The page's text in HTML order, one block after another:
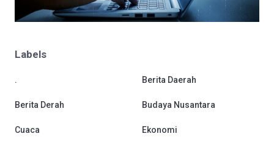
Labels
. Berita Daerah
Berita Derah Budaya Nusantara
Cuaca Ekonomi